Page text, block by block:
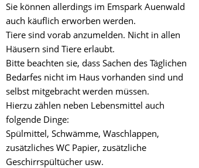
Sie können allerdings im Emspark Auenwald
auch käuflich erworben werden.
Tiere sind vorab anzumelden. Nicht in allen
Häusern sind Tiere erlaubt.
Bitte beachten sie, dass Sachen des Täglichen
Bedarfes nicht im Haus vorhanden sind und
selbst mitgebracht werden müssen.
Hierzu zählen neben Lebensmittel auch
folgende Dinge:
Spülmittel, Schwämme, Waschlappen,
zusätzliches WC Papier, zusätzliche
Geschirrspültücher usw.